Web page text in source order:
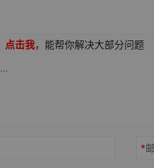
点击我，能帮你解决大部分问题
*